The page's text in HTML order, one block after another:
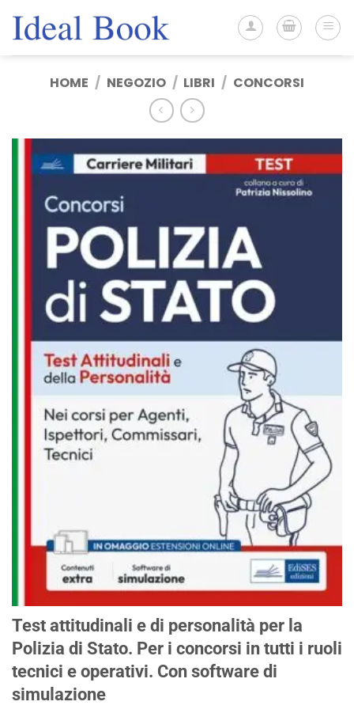
HOME / NEGOZIO / LIBRI / CONCORSI
Test attitudinali e di personalità per la
Polizia di Stato. Per i concorsi in tutti i ruoli
tecnici e operativi. Con software di
simulazione